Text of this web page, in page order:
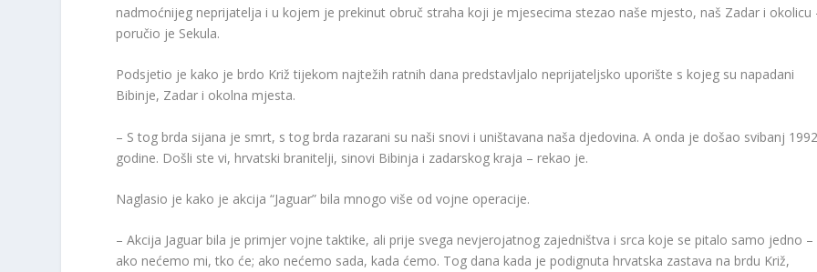
nadmoćnijeg neprijatelja i u kojem je prekinut obruč straha koji je mjesecima stezao naše mjesto, naš Zadar i okolicu
poručio je Sekula.
Podsjetio je kako je brdo Križ tijekom najtežih ratnih dana predstavljalo neprijateljsko uporište s kojeg su napadani
Bibinje, Zadar i okolna mjesta.
– S tog brda sijana je smrt, s tog brda razarani su naši snovi i uništavana naša djedovina. A onda je došao svibanj
godine. Došli ste vi, hrvatski branitelji, sinovi Bibinja i zadarskog kraja – rekao je.
Naglasio je kako je akcija “Jaguar” bila mnogo više od vojne operacije.
– Akcija Jaguar bila je primjer vojne taktike, ali prije svega nevjerojatnog zajedništva i srca koje se pitalo samo jedno –
ako nećemo mi, tko će; ako nećemo sada, kada ćemo. Tog dana kada je podignuta hrvatska zastava na brdu Križ,